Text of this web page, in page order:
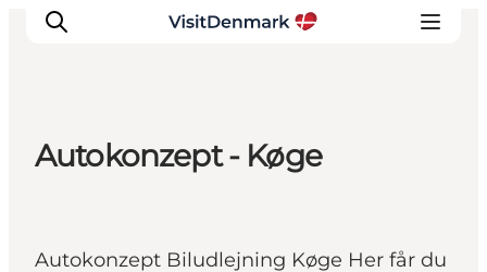
Quoi faire
Autokonzept - Køge
Autokonzept Biludlejning Køge Her får du